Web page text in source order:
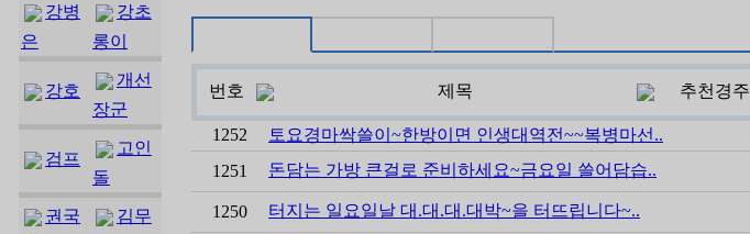
강병
은
강초
롱이
강호
개선
장군
검프
고인
돌
권국
김무
번호 제목 추천경주
1252
토요경마싹쓸이~한방이면 인생대역전~~복병마선..
1251
돈담는 가방 큰걸로 준비하세요~금요일 쓸어담습..
1250 터지는 일요일날 대.대.대.대박~을 터뜨립니다~..